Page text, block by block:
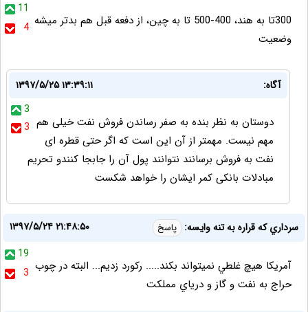
11
4 300تا به هند، 400-500 تا به چین، از دفعه قبل هم بدتر میشه
وضعیت
آگاه:
۱۳۹۷/۵/۲۵ ۱۳:۳۹:۱۱
3
3 دوستان به نظر بنده به صفر رساندن فروش نفت خیلی هم
مهم نیست. مهمتر از آن این است که اگر حتی قطره ای
نفت به فروش برسانند نتوانند پول آن را جابجا کنندو تحریم
مبادلات بانکی کمر ایشان را خواهد شکست
سرداري كه قراره به تنه وايسه: پاسخ
۱۳۹۷/۵/۲۴ ۲۱:۴۸:۵۰
19
3 آمريكا هيچ غلطي نميتواند بكند..... ركورد زديم... البته در چوب
حراج به نفت و گاز و درياي مملكت